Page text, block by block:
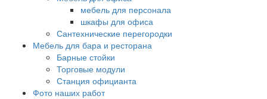
мебель для персонала
шкафы для офиса
Сантехнические перегородки
Мебель для бара и ресторана
Барные стойки
Торговые модули
Станция официанта
Фото наших работ